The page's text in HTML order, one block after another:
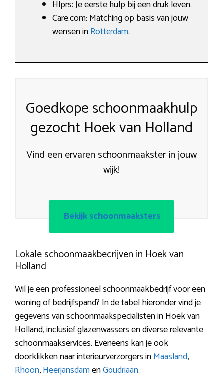
Hlprs: Je eerste hulp bij een druk leven.
Care.com: Matching op basis van jouw
wensen inRotterdam.
Goedkope schoonmaakhulp
gezocht Hoek van Holland
Vind een ervaren schoonmaakster in jouw
wijk!
Bekijk schoonmaaksters
Lokale schoonmaakbedrijven in Hoek van
Holland
Wil je een professioneel schoonmaakbedrijf voor een
woning of bedrijfspand? In de tabel hieronder vind je
gegevens van schoonmaakspecialisten in Hoek van
Holland, inclusief glazenwassers en diverse relevante
schoonmaakservices. Eveneens kan je ook
doorklikken naar interieurverzorgers inMaasland,
Rhoon,HeerjansdamenGoudriaan.